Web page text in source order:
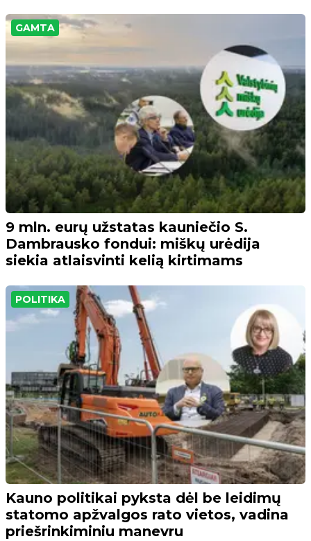
GAMTA
9 mln. eurų užstatas kauniečio S.
Dambrausko fondui: miškų urėdija
siekia atlaisvinti kelią kirtimams
POLITIKA
Kauno politikai pyksta dėl be leidimų
statomo apžvalgos rato vietos, vadina
priešrinkiminiu manevru